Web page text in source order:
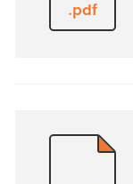
.pdf